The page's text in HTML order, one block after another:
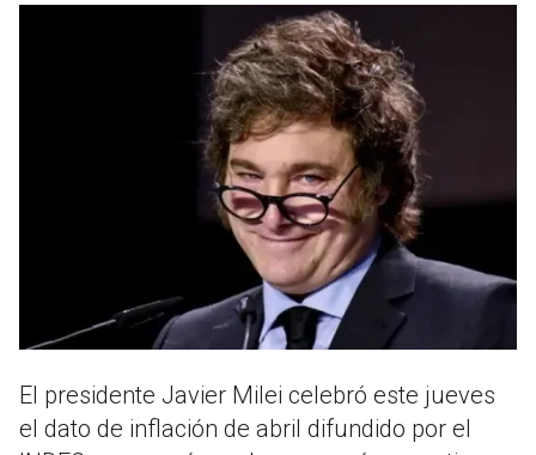
El presidente Javier Milei celebró este jueves
el dato de inflación de abril difundido por el